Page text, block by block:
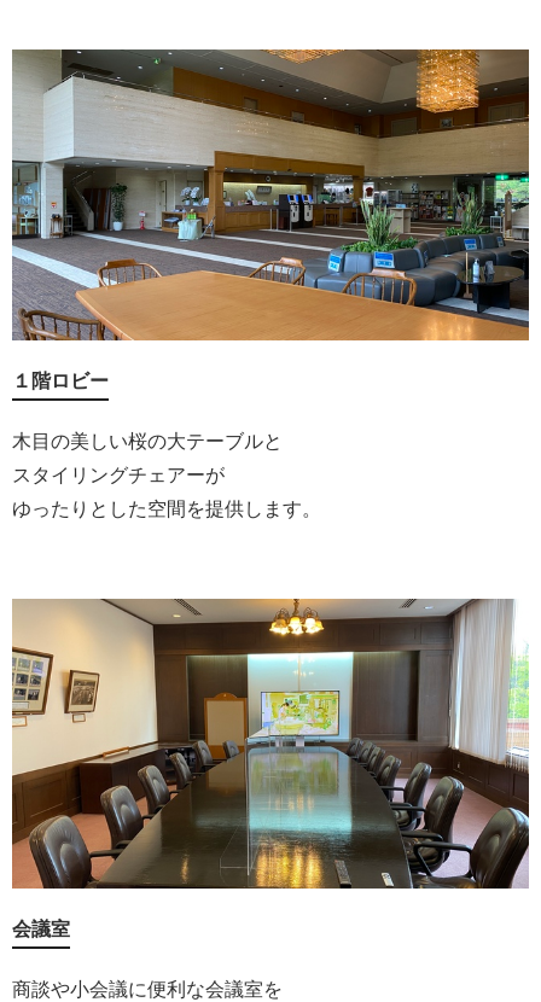
１階ロビー
木目の美しい桜の大テーブルと
スタイリングチェアーが
ゆったりとした空間を提供します。
会議室
商談や小会議に便利な会議室を